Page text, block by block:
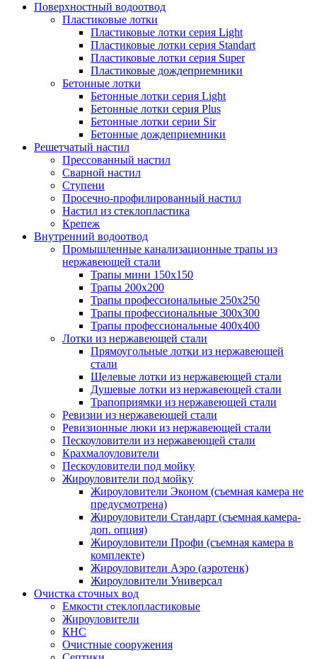
Поверхностный водоотвод
Пластиковые лотки
Пластиковые лотки серия Light
Пластиковые лотки серия Standart
Пластиковые лотки серия Super
Пластиковые дождеприемники
Бетонные лотки
Бетонные лотки серия Light
Бетонные лотки серия Plus
Бетонные лотки серии Sir
Бетонные дождеприемники
Решетчатый настил
Прессованный настил
Сварной настил
Ступени
Просечно-профилированный настил
Настил из стеклопластика
Крепеж
Внутренний водоотвод
Промышленные канализационные трапы из
нержавеющей стали
Трапы мини 150х150
Трапы 200х200
Трапы профессиональные 250х250
Трапы профессиональные 300х300
Трапы профессиональные 400х400
Лотки из нержавеющей стали
Прямоугольные лотки из нержавеющей
стали
Щелевые лотки из нержавеющей стали
Душевые лотки из нержавеющей стали
Трапоприямки из нержавеющей стали
Ревизии из нержавеющей стали
Ревизионные люки из нержавеющей стали
Пескоуловители из нержавеющей стали
Крахмалоуловители
Пескоуловители под мойку
Жироуловители под мойку
Жироуловители Эконом (съемная камера не
предусмотрена)
Жироуловители Стандарт (съемная камера-
доп. опция)
Жироуловители Профи (съемная камера в
комплекте)
Жироуловители Аэро (аэротенк)
Жироуловители Универсал
Очистка сточных вод
Емкости стеклопластиковые
Жироуловители
КНС
Очистные сооружения